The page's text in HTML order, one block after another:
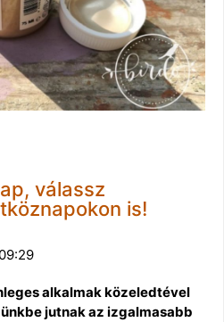
válassz
is!
09:29
alkalmak közeledtével
jutnak az izgalmasabb